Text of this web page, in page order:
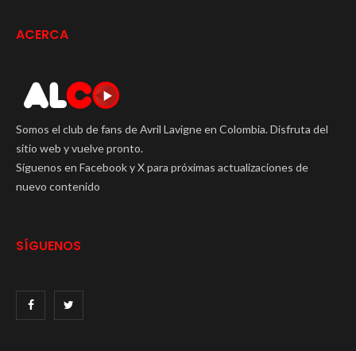
ACERCA
Somos el club de fans de Avril Lavigne en Colombia. Disfruta del
sitio web y vuelve pronto.
Síguenos en Facebook y X para próximas actualizaciones de
nuevo contenido
SÍGUENOS